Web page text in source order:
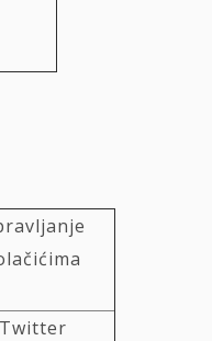
Twitter